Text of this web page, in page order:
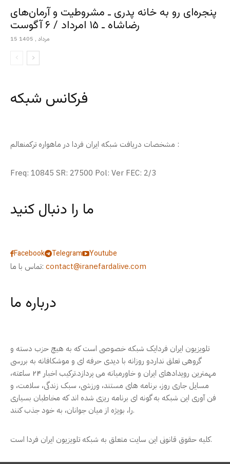
پنجره‌ای رو به خانه پدری ـ مشروطیت و آرمان‌های
رضاشاه ـ ۱۵ امرداد / ۶ آگوست
15 مرداد , 1405
فرکانس شبکه
مشخصات دریافت شبکه ایران فردا در ماهواره ترکمنعالم :
Freq: 10845 SR: 27500 Pol: Ver FEC: 2/3
ما را دنبال کنید
Facebook Telegram
Youtube
تماس با ما: contact@iranefardalive.com
درباره ما
تلویزیون ایران فردایک شبکه خصوصی است که به هیچ حزب دسته و
گروهی تعلق نداردو روزانه با دیدی حرفه ای و موشکافانه به بررسی
مهمترین رویدادهای ایران و خاورمیانه می پردازد.ترکیب اخبار ۲۴ ساعته،
مسایل جاری روز، برنامه های مستند، ورزشی، سبک زندگی، سلامت، و
فن آوری این شبکه به گونه ای برنامه ریزی شده اند که مخاطبان بسیاری
را، بویژه از میان جوانان، به خود جذب کنند.
کلیه حقوق قانونی این سایت متعلق به شبکه تلویزیون ایران فردا است.